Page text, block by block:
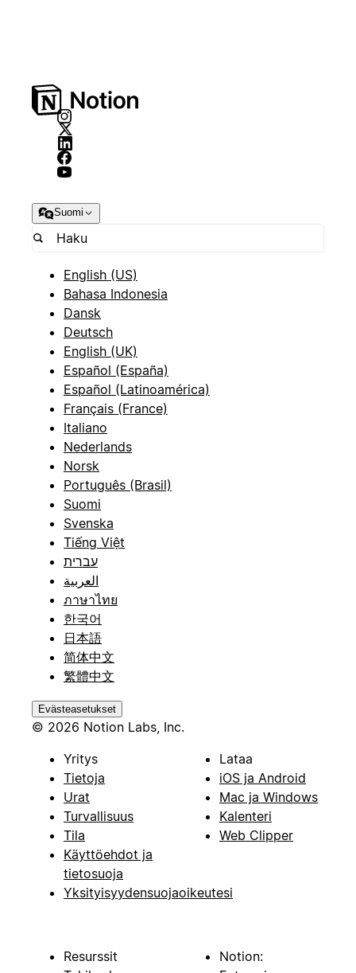
Suomi
English (US)
Bahasa Indonesia
Dansk
Deutsch
English (UK)
Español (España)
Español (Latinoamérica)
Français (France)
Italiano
Nederlands
Norsk
Português (Brasil)
Suomi
Svenska
Tiếng Việt
עברית
العربية
ภาษาไทย
한국어
日本語
简体中文
繁體中文
Evästeasetukset
© 2026 Notion Labs, Inc.
Yritys
Tietoja
Urat
Turvallisuus
Tila
Käyttöehdot ja
tietosuoja
Yksityisyydensuojaoikeutesi
Lataa
iOS ja Android
Mac ja Windows
Kalenteri
Web Clipper
Resurssit
Notion: